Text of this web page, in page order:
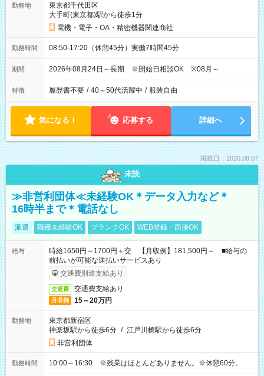
勤務地
東京都千代田区
大手町(東京都)駅から徒歩1分
電機・電子・OA・精密機器関連商社
勤務時間 08:50-17:20（休憩45分）実働7時間45分
期間 2026年08月24日～長期 ※開始日相談OK ※08月～
特徴 履歴書不要 / 40～50代活躍中 / 服装自由
気になる！ 応募する 詳細へ
掲載日：2026.08.07
未読
≫非営利団体≪未経験OK＊データ入力など＊
16時半まで＊電話なし
派遣 職種未経験OK ブランクOK WEB登録・面接OK
給与
時給1650円～1700円＋交 【月収例】181,500円～ ■給与の
前払いが可能な速払いサービスあり
交通費別途支給あり
交通費 交通費支給あり
月収例 15～20万円
勤務地
東京都新宿区
神楽坂駅から徒歩6分 / 江戸川橋駅から徒歩6分
非営利団体
勤務時間 10:00～16:30 ※残業はほとんどありません。※休憩60分。